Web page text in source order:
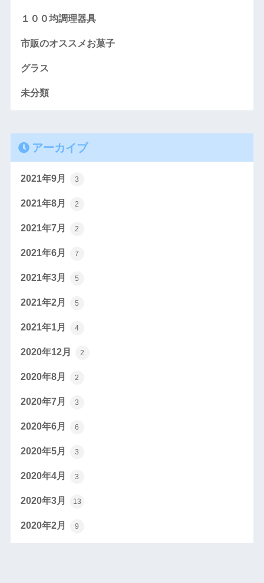
１００均調理器具
市販のオススメお菓子
グラス
未分類
アーカイブ
2021年9月 3
2021年8月 2
2021年7月 2
2021年6月 7
2021年3月 5
2021年2月 5
2021年1月 4
2020年12月 2
2020年8月 2
2020年7月 3
2020年6月 6
2020年5月 3
2020年4月 3
2020年3月 13
2020年2月 9